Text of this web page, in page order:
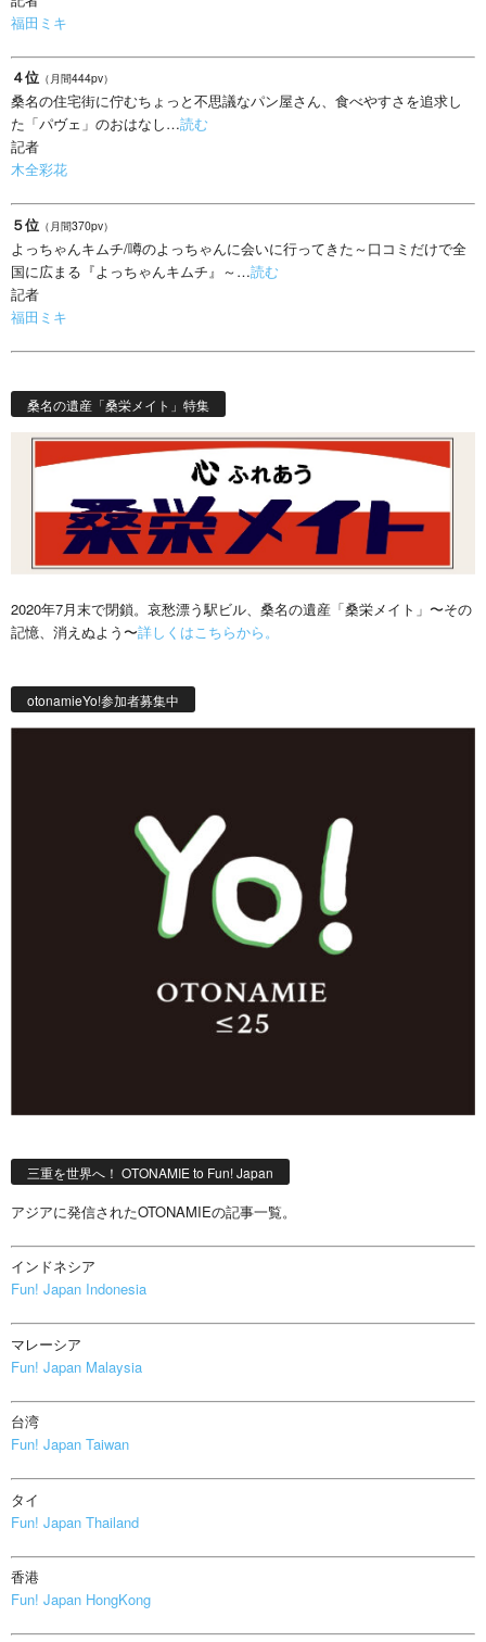
福田ミキ
４位 （月間444pv）
桑名の住宅街に佇むちょっと不思議なパン屋さん、食べやすさを追求し
た「パヴェ」のおはなし…読む
記者
木全彩花
５位 （月間370pv）
よっちゃんキムチ/噂のよっちゃんに会いに行ってきた～口コミだけで全
国に広まる『よっちゃんキムチ』～…読む
記者
福田ミキ
桑名の遺産「桑栄メイト」特集
2020年7月末で閉鎖。哀愁漂う駅ビル、桑名の遺産「桑栄メイト」〜その
記憶、消えぬよう〜詳しくはこちらから。
otonamieYo!参加者募集中
三重を世界へ！ OTONAMIE to Fun! Japan
アジアに発信されたOTONAMIEの記事一覧。
インドネシア
Fun! Japan Indonesia
マレーシア
Fun! Japan Malaysia
台湾
Fun! Japan Taiwan
タイ
Fun! Japan Thailand
香港
Fun! Japan HongKong